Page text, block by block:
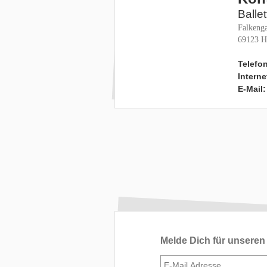
69123
E-Mail:
Melde Dich für